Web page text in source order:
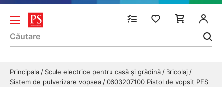
Principala Scule electrice pentru casă și grădină
Bricolaj
Sistem de pulverizare vopsea
0603207100 Pistol de vopsit PFS